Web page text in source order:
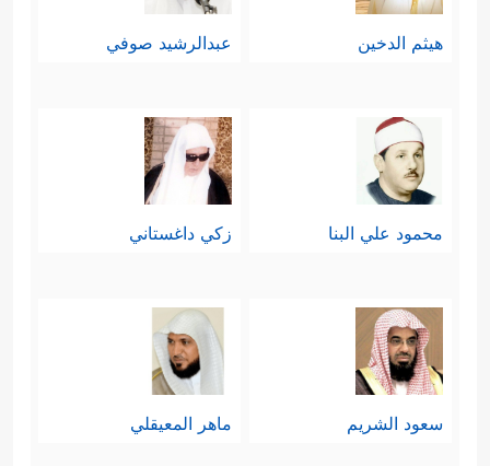
هيثم الدخين عبدالرشيد صوفي
محمود علي البنا زكي داغستاني
سعود الشريم ماهر المعيقلي